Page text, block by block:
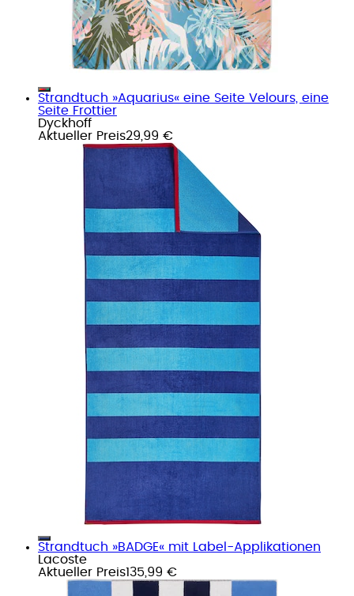
Strandtuch »Aquarius« eine Seite Velours, eine
Seite Frottier
Dyckhoff
Aktueller Preis29,99 €
Strandtuch »BADGE« mit Label-Applikationen
Lacoste
Aktueller Preis135,99 €